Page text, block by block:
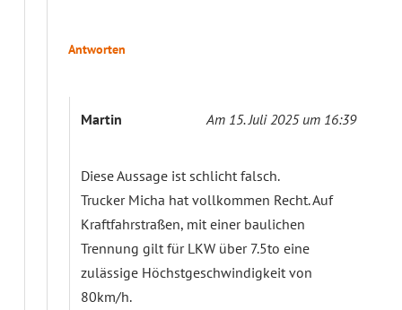
Antworten
Martin Am 15. Juli 2025 um 16:39
Diese Aussage ist schlicht falsch.
Trucker Micha hat vollkommen Recht. Auf
Kraftfahrstraßen, mit einer baulichen
Trennung gilt für LKW über 7.5to eine
zulässige Höchstgeschwindigkeit von
80km/h.